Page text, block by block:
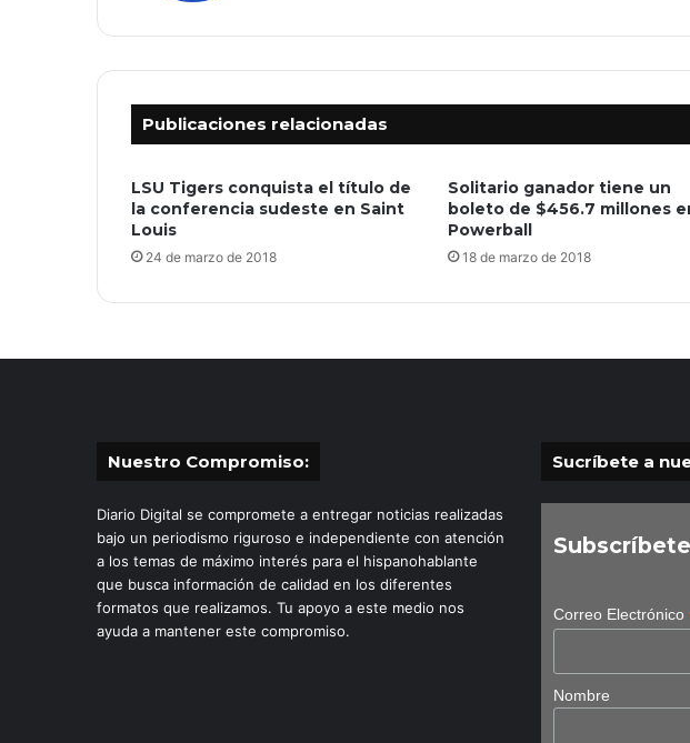
Publicaciones relacionadas
LSU Tigers conquista el título de
la conferencia sudeste en Saint
Louis
24 de marzo de 2018
Solitario ganador tiene un
boleto de $456.7 millones
Powerball
18 de marzo de 2018
Nuestro Compromiso:
Diario Digital se compromete a entregar noticias realizadas
bajo un periodismo riguroso e independiente con atención
a los temas de máximo interés para el hispanohablante
que busca información de calidad en los diferentes
formatos que realizamos. Tu apoyo a este medio nos
ayuda a mantener este compromiso.
Sucríbete a
Subscríbete
Correo Electrónico
Nombre